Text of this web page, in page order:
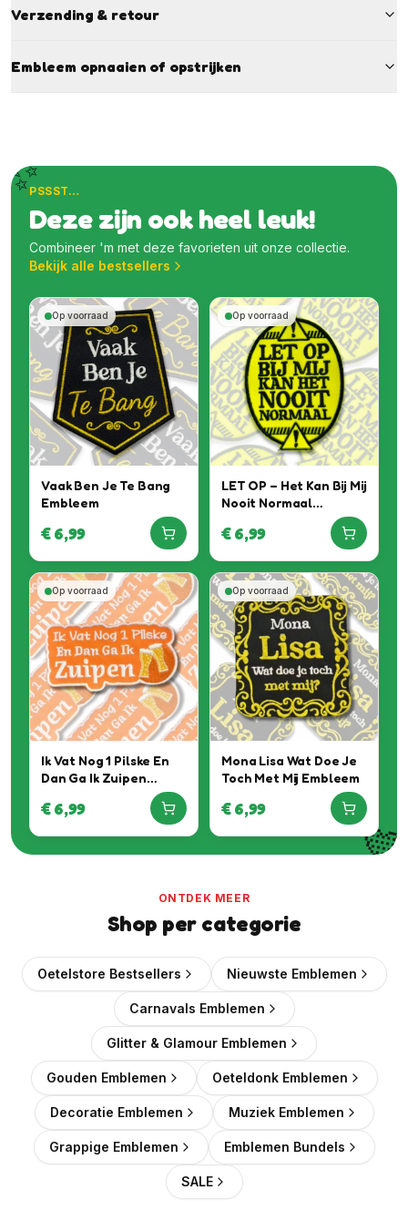
Verzending & retour
Embleem opnaaien of opstrijken
PSSST…
Deze zijn ook heel leuk!
Combineer 'm met deze favorieten uit onze collectie.
Bekijk alle bestsellers
Op voorraad
Vaak Ben Je Te Bang
Embleem
€6,99
Op voorraad
LET OP – Het Kan Bij Mij
Nooit Normaal
€6,99
Op voorraad
Ik Vat Nog 1 Pilske En
Dan Ga Ik Zuipen
€6,99
Op voorraad
Mona Lisa Wat Doe Je
Toch Met Mij Embleem
€6,99
ONTDEK MEER
Shop per categorie
Oetelstore Bestsellers Nieuwste Emblemen
Carnavals Emblemen
Glitter & Glamour Emblemen
Gouden Emblemen Oeteldonk Emblemen
Decoratie Emblemen Muziek Emblemen
Grappige Emblemen Emblemen Bundels
SALE